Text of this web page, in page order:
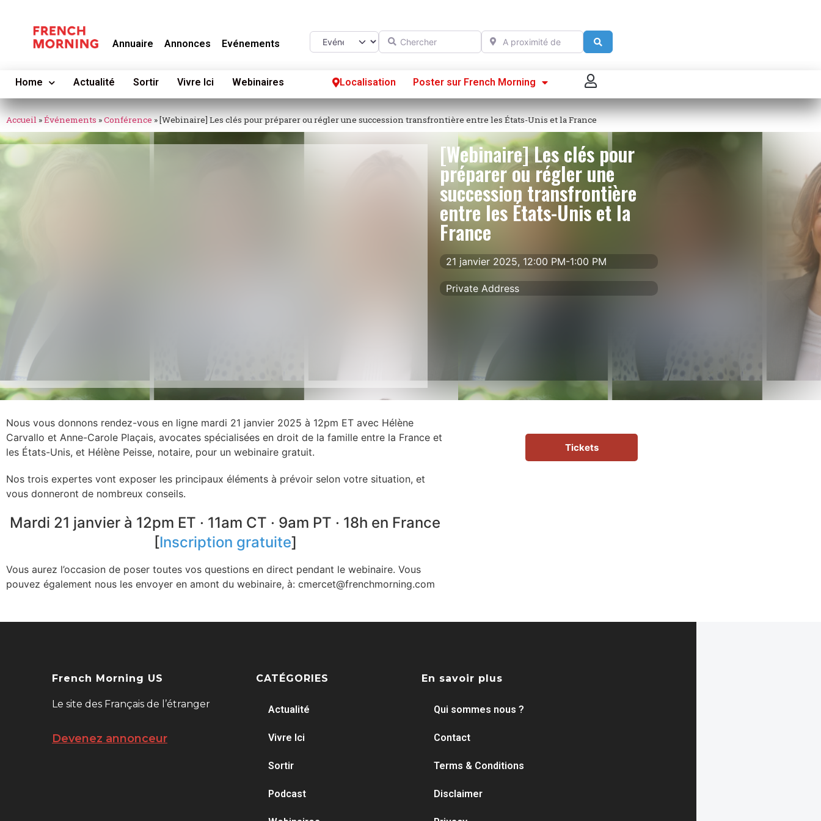
Annuaire Annonces Evénements
Select search typeChercher A proximité de
Home Actualité Sortir Vivre Ici Webinaires Localisation Poster sur French Morning
Se connecter
S’enregistrer
Poster sur French Morning
Accueil »Événements »Conférence »[Webinaire] Les clés pour préparer ou régler une succession transfrontière entre les États-Unis et la France
[Webinaire] Les clés pour
préparer ou régler une
succession transfrontière
entre les États-Unis et la
France
21 janvier 2025, 12:00 PM-1:00 PM
Private Address
Nous vous donnons rendez-vous en ligne mardi 21 janvier 2025 à 12pm ET avec Hélène
Carvallo et Anne-Carole Plaçais, avocates spécialisées en droit de la famille entre la France et
les États-Unis, et Hélène Peisse, notaire, pour un webinaire gratuit.
Nos trois expertes vont exposer les principaux éléments à prévoir selon votre situation, et
vous donneront de nombreux conseils.
Mardi 21 janvier à 12pm ET · 11am CT · 9am PT · 18h en France
[Inscription gratuite]
Vous aurez l’occasion de poser toutes vos questions en direct pendant le webinaire. Vous
pouvez également nous les envoyer en amont du webinaire, à: cmercet@frenchmorning.com
Tickets
French Morning US
Le site des Français de l’étranger
Devenez annonceur
CATÉGORIES
Actualité
Vivre Ici
Sortir
Podcast
En savoir plus
Qui sommes nous ?
Contact
Terms & Conditions
Disclaimer